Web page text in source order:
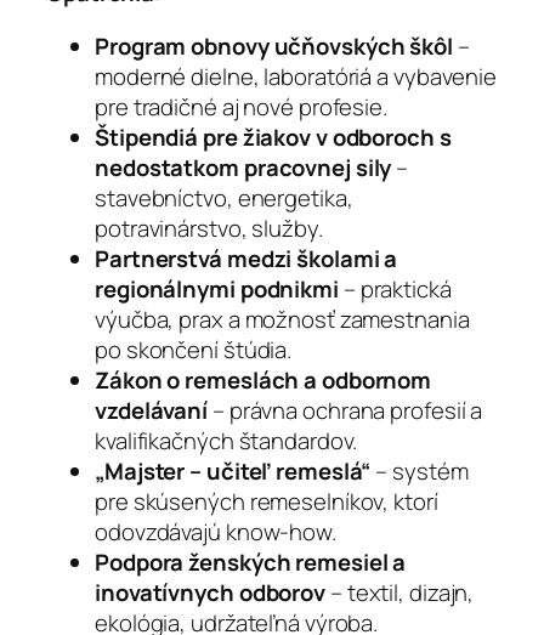
Program obnovy učňovských škôl –
moderné dielne, laboratóriá a vybavenie
pre tradičné aj nové profesie.
Štipendiá pre žiakov v odboroch s
nedostatkom pracovnej sily–
stavebníctvo, energetika,
potravinárstvo, služby.
Partnerstvá medzi školami a
regionálnymi podnikmi – praktická
výučba, prax a možnosť zamestnania
po skončení štúdia.
Zákon o remeslách a odbornom
vzdelávaní– právna ochrana profesií a
kvalifikačných štandardov.
„Majster – učiteľ remeslá“ – systém
pre skúsených remeselníkov, ktorí
odovzdávajú know-how.
Podpora ženských remesiel a
inovatívnych odborov– textil, dizajn,
ekológia, udržateľná výroba.